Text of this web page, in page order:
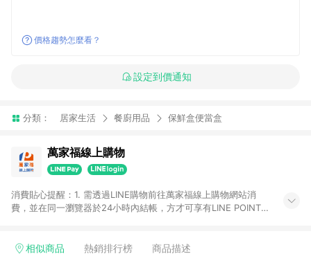
價格趨勢怎麼看？
設定到價通知
分類： 居家生活 餐廚用品 保鮮盒便當盒
萬家福線上購物
消費貼心提醒：1. 需透過LINE購物前往萬家福線上購物網站消
費，並在同一瀏覽器於24小時內結帳，方才可享有LINE POINTS
4. 不具回饋資格種類商品：電子禮券。 5. 回饋點數計算將排除訂
相似商品 熱銷排行榜 商品描述